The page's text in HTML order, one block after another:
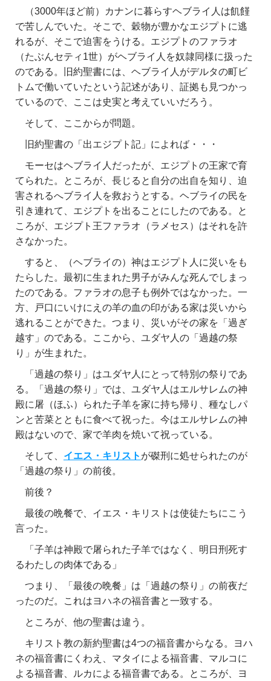
（3000年ほど前）カナンに暮らすヘブライ人は飢饉
で苦しんでいた。そこで、穀物が豊かなエジプトに逃
れるが、そこで迫害をうける。エジプトのファラオ
（たぶんセティ1世）がヘブライ人を奴隷同様に扱った
のである。旧約聖書には、ヘブライ人がデルタの町ビ
トムで働いていたという記述があり、証拠も見つかっ
ているので、ここは史実と考えていいだろう。
そして、ここからが問題。
旧約聖書の「出エジプト記」によれば・・・
モーセはヘブライ人だったが、エジプトの王家で育
てられた。ところが、長じると自分の出自を知り、迫
害されるへブライ人を救おうとする。ヘブライの民を
引き連れて、エジプトを出ることにしたのである。と
ころが、エジプト王ファラオ（ラメセス）はそれを許
さなかった。
すると、（ヘブライの）神はエジプト人に災いをも
たらした。最初に生まれた男子がみんな死んでしまっ
たのである。ファラオの息子も例外ではなかった。一
方、戸口にいけにえの羊の血の印がある家は災いから
逃れることができた。つまり、災いがその家を「過ぎ
越す」のである。ここから、ユダヤ人の「過越の祭
り」が生まれた。
「過越の祭り」はユダヤ人にとって特別の祭りであ
る。「過越の祭り」では、ユダヤ人はエルサレムの神
殿に屠（ほふ）られた子羊を家に持ち帰り、種なしパ
ンと苦菜とともに食べて祝った。今はエルサレムの神
殿はないので、家で羊肉を焼いて祝っている。
そして、 イエス・キリスト が磔刑に処せられたのが
「過越の祭り」の前後。
前後？
最後の晩餐で、イエス・キリストは使徒たちにこう
言った。
「子羊は神殿で屠られた子羊ではなく、明日刑死す
るわたしの肉体である」
つまり、「最後の晩餐」は「過越の祭り」の前夜だ
ったのだ。これはヨハネの福音書と一致する。
ところが、他の聖書は違う。
キリスト教の新約聖書は4つの福音書からなる。ヨハ
ネの福音書にくわえ、マタイによる福音書、マルコに
よる福音書、ルカによる福音書である。ところが、ヨ